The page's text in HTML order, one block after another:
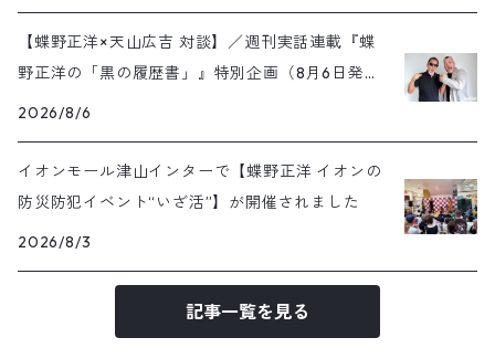
【蝶野正洋×天山広吉 対談】／週刊実話連載『蝶
野正洋の「黒の履歴書」』特別企画（8月6日発売
号）
2026/8/6
イオンモール津山インターで【蝶野正洋 イオンの
防災防犯イベント“いざ活”】が開催されました
2026/8/3
記事一覧を見る